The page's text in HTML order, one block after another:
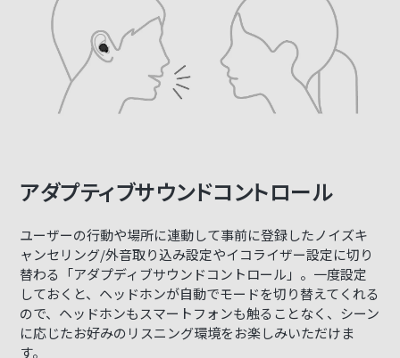
アダプティブサウンドコントロール
ユーザーの行動や場所に連動して事前に登録したノイズキ
ャンセリング/外音取り込み設定やイコライザー設定に切り
替わる「アダプディブサウンドコントロール」。一度設定
しておくと、ヘッドホンが自動でモードを切り替えてくれる
ので、ヘッドホンもスマートフォンも触ることなく、シーン
に応じたお好みのリスニング環境をお楽しみいただけま
す。